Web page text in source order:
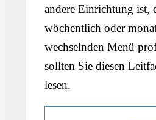
andere Einrichtung ist,
wöchentlich oder
wechselnden Menü
sollten Sie diesen
lesen.